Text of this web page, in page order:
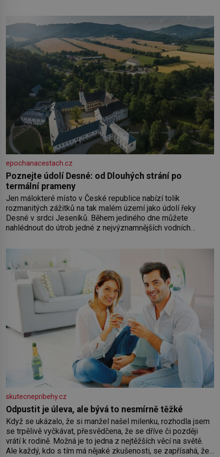
epochanacestach.cz
Poznejte údolí Desné: od Dlouhých strání po
termální prameny
Jen málokteré místo v České republice nabízí tolik
rozmanitých zážitků na tak malém území jako údolí řeky
Desné v srdci Jeseníků. Během jediného dne můžete
nahlédnout do útrob jedné z nejvýznamnějších vodních
koloběžce a den zakončit poznáváním památek ve Velkých
skutecnepribehy.cz
Odpustit je úleva, ale bývá to nesmírně těžké
Když se ukázalo, že si manžel našel milenku, rozhodla jsem
se trpělivě vyčkávat, přesvědčena, že se dříve či později
vrátí k rodině. Možná je to jedna z nejtěžších věcí na světě.
Ale každý, kdo s tím má nějaké zkušenosti, se zapřísahá, že